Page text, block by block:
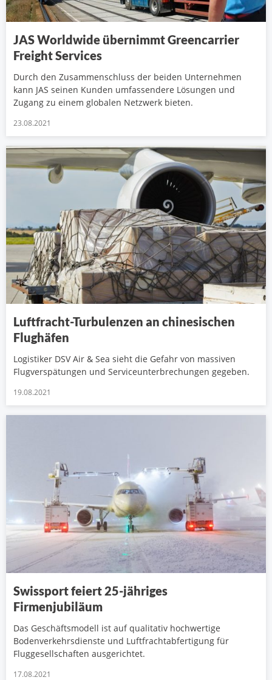
JAS Worldwide übernimmt Greencarrier
Freight Services
Durch den Zusammenschluss der beiden Unternehmen
kann JAS seinen Kunden umfassendere Lösungen und
Zugang zu einem globalen Netzwerk bieten.
23.08.2021
Luftfracht-Turbulenzen an chinesischen
Flughäfen
Logistiker DSV Air & Sea sieht die Gefahr von massiven
Flugverspätungen und Serviceunterbrechungen gegeben.
19.08.2021
Swissport feiert 25-jähriges
Firmenjubiläum
Das Geschäftsmodell ist auf qualitativ hochwertige
Bodenverkehrsdienste und Luftfrachtabfertigung für
Fluggesellschaften ausgerichtet.
17.08.2021